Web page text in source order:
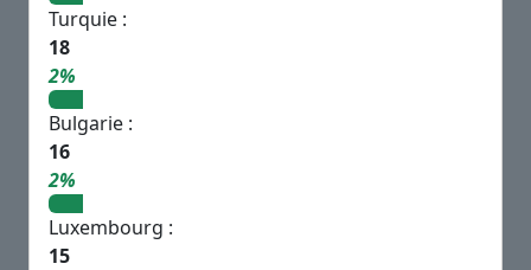
Turquie :
18
2%
Bulgarie :
16
2%
Luxembourg :
15